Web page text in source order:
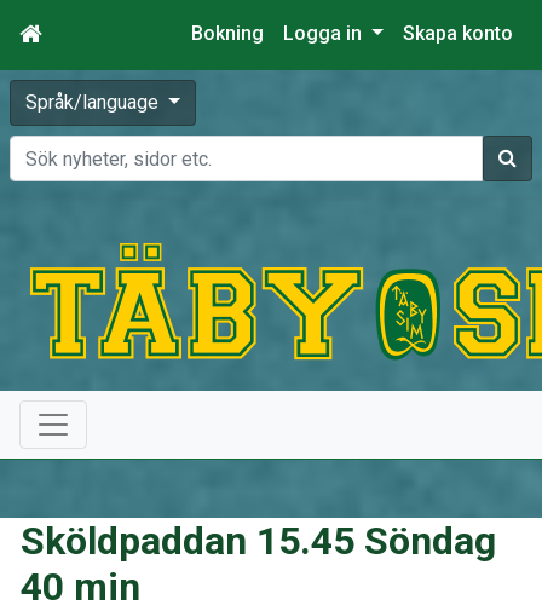
Bokning Logga in Skapa konto
Språk/language
Sök
Sköldpaddan 15.45 Söndag
40 min